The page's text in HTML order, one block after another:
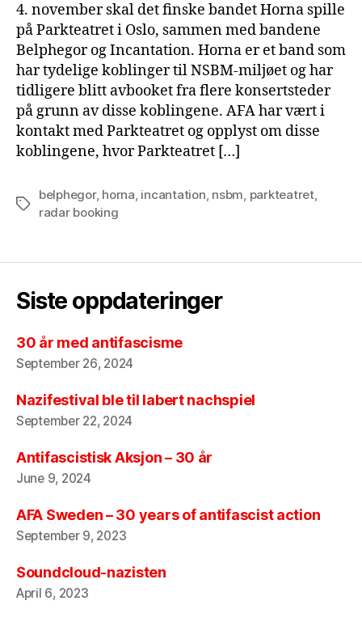
4. november skal det finske bandet Horna spille
på Parkteatret i Oslo, sammen med bandene
Belphegor og Incantation. Horna er et band som
har tydelige koblinger til NSBM-miljøet og har
tidligere blitt avbooket fra flere konsertsteder
på grunn av disse koblingene. AFA har vært i
kontakt med Parkteatret og opplyst om disse
koblingene, hvor Parkteatret […]
Tags
belphegor, horna, incantation, nsbm, parkteatret,
radar booking
Siste oppdateringer
30 år med antifascisme
September 26, 2024
Nazifestival ble til labert nachspiel
September 22, 2024
Antifascistisk Aksjon – 30 år
June 9, 2024
AFA Sweden – 30 years of antifascist action
September 9, 2023
Soundcloud-nazisten
April 6, 2023